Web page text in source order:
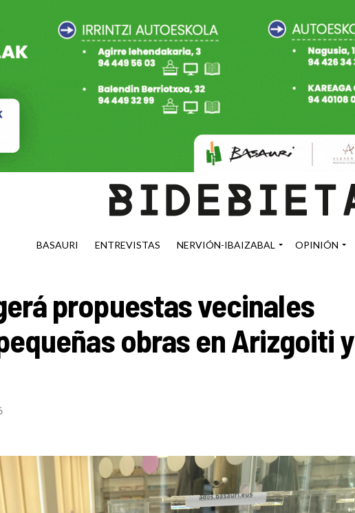
BASAURI ENTREVISTAS NERVIÓN-IBAIZABAL OPINIÓN
propuestas vecinales
obras en Arizgoiti y